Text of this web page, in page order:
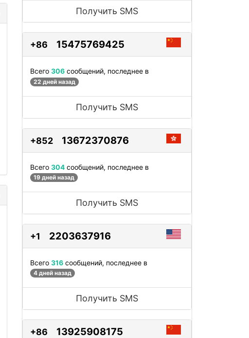
Получить SMS
+86 15475769425
Всего 306 сообщений, последнее в
22 дней назад
Получить SMS
+852 13672370876
Всего 304 сообщений, последнее в
19 дней назад
Получить SMS
+1 2203637916
Всего 316 сообщений, последнее в
4 дней назад
Получить SMS
+86 13925908175